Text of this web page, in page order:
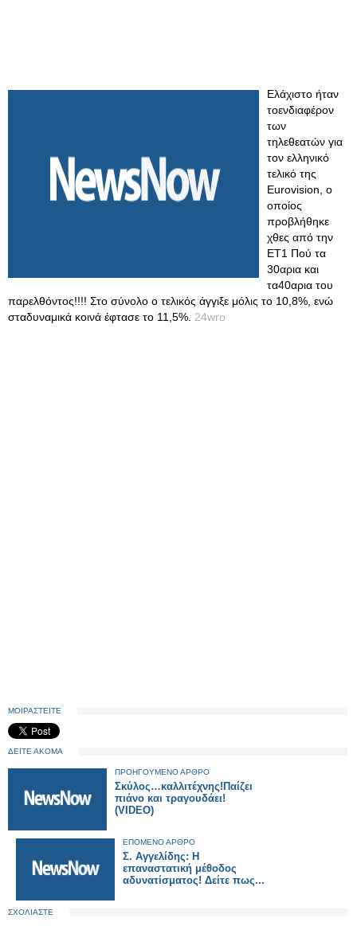
Ελάχιστο ήταν
τοενδιαφέρον
των
τηλεθεατών για
τον ελληνικό
τελικό της
Eurovision, ο
οποίος
προβλήθηκε
χθες από την
ΕΤ1 Πού τα
30αρια και
τα40αρια του
παρελθόντος!!!! Στο σύνολο ο τελικός άγγιξε μόλις το 10,8%, ενώ
σταδυναμικά κοινά έφτασε το 11,5%. 24wro
ΜΟΙΡΑΣΤΕΙΤΕ
ΔΕΙΤΕ ΑΚΟΜΑ
ΠΡΟΗΓΟΥΜΕΝΟ ΑΡΘΡΟ
Σκύλος…καλλιτέχνης!Παίζει
πιάνο και τραγουδάει!
(VIDEO)
ΕΠΟΜΕΝΟ ΑΡΘΡΟ
Σ. Αγγελίδης: Η
επαναστατική μέθοδος
αδυνατίσματος! Δείτε πως...
ΣΧΟΛΙΑΣΤΕ